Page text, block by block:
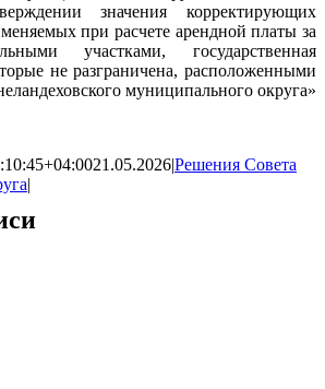
значения корректирующих
при расчете арендной платы за
участками, государственная
не разграничена, расположенными
муниципального округа»
21.05.2026|Решения Совета
|